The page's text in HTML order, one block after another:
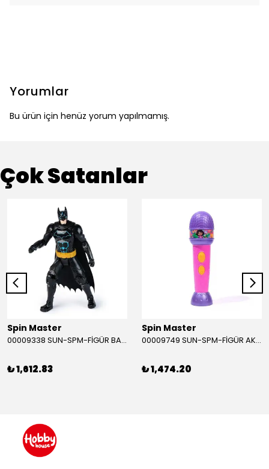
Yorumlar
Bu ürün için henüz yorum yapılmamış.
Çok Satanlar
Spin Master
00009338 SUN-SPM-FİGÜR BATMAN NİNJA STRIKE 30 CM. EXC.
₺ 1,612.83
Spin Master
00009749 SUN-SPM-FİGÜR AKS. DORA MİKROFON YAĞMUR ORMANI RİTMİ (DORA) SESLİ
₺ 1,474.20